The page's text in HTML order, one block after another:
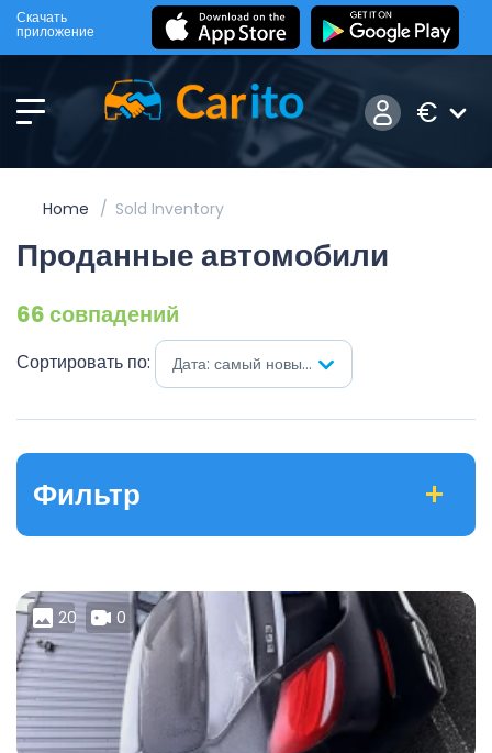
Скачать
приложение
€
Home Sold Inventory
Проданные автомобили
66 совпадений
Сортировать по: Дата: самый новый первый
Фильтр
20 0